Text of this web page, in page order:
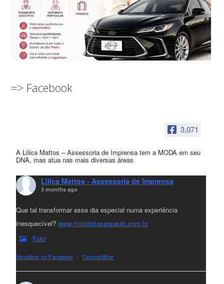
=> Facebook
3,071
A Lilica Mattos – Assessoria de Imprensa tem a MODA em seu
DNA, mas atua nas mais diversas áreas
Lilica Mattos - Assessoria de Imprensa
3 months ago
Que tal transformar esse dia especial numa experiência
inesquecível?www.motoristasaopaulo.com.br
Foto
Visualizar no Facebook · Compartilhar